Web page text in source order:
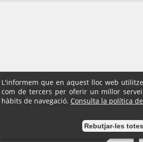
L'informem que en aquest lloc web
com de tercers per oferir un millor
hàbits de navegació. Consulta la política
Rebutjar-les totes